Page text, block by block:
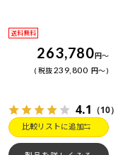
送料無料
263,780円～
税抜239,800 円～
4.1 （10）
比較リストに追加